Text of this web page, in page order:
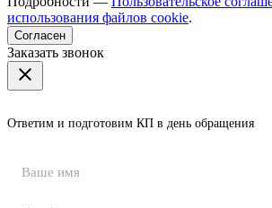
использования файлов cookie.
Согласен
Заказать звонок
Ответим и подготовим КП в день обращения